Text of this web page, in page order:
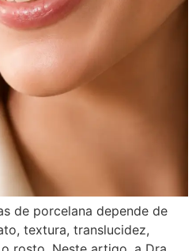
de porcelana depende de
textura, translucidez,